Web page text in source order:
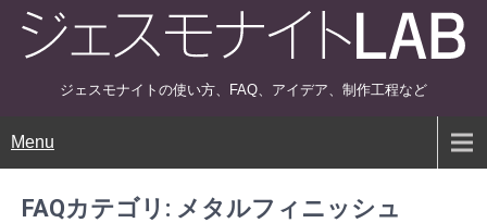
ジェスモナイトの使い方、FAQ、アイデア、制作工程など
Menu
FAQカテゴリ: メタルフィニッシュ